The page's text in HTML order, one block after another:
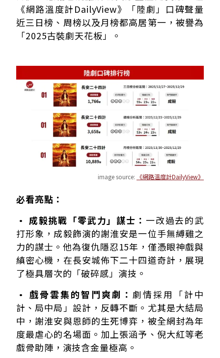
《網路溫度計DailyView》「陸劇」口碑聲量
近三日榜、周榜以及月榜都高居第一，被譽為
「2025古裝劇天花板」。
image source: 《網路溫度計DailyView》
必看亮點：
• 成毅挑戰「零武力」謀士： 一改過去的武
打形象，成毅飾演的謝淮安是一位手無縛雞之
力的謀士。他為復仇隱忍15年，僅憑眼神戲與
縝密心機，在長安城佈下二十四道奇計，展現
了極具層次的「破碎感」演技。
• 戲骨雲集的智鬥爽劇：劇情採用「計中
計、局中局」設計，反轉不斷。尤其是大結局
中，謝淮安與恩師的生死博弈，被全網封為年
度最虐心的名場面。加上張涵予、倪大紅等老
戲骨助陣，演技含金量極高。